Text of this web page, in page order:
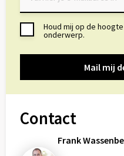
Toestemming
Houd mij op de
onderwerp.
Contact
Frank